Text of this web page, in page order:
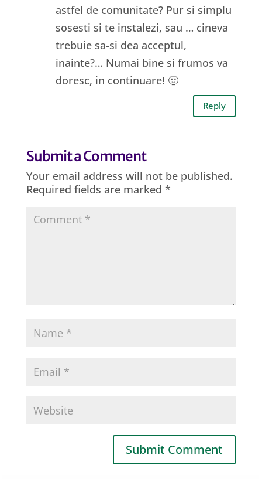
astfel de comunitate? Pur si simplu
sosesti si te instalezi, sau … cineva
trebuie sa-si dea acceptul,
inainte?… Numai bine si frumos va
doresc, in continuare! 🙂
Reply
Submit a Comment
Your email address will not be published.
Required fields are marked *